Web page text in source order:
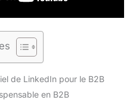
de LinkedIn pour le B2B
en B2B